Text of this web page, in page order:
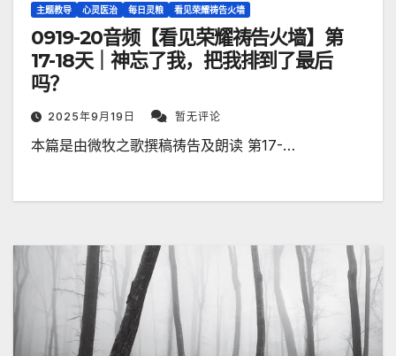
主题教导 心灵医治 每日灵粮 看见荣耀祷告火墙
0919-20音频【看见荣耀祷告火墙】第
17-18天｜神忘了我，把我排到了最后
吗？
2025年9月19日 暂无评论
本篇是由微牧之歌撰稿祷告及朗读 第17-…